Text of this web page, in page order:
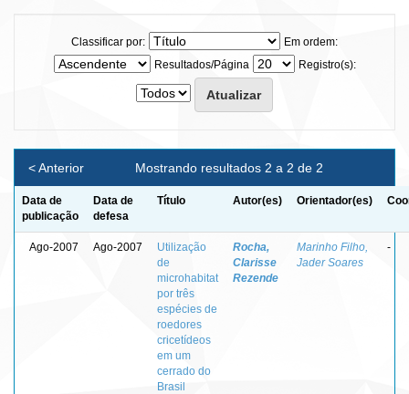
Classificar por:
Em ordem:
Resultados/Página
Registro(s):
Mostrando resultados 2 a 2 de 2
< Anterior
Data de
publicação
Data de
defesa
Título Autor(es) Orientador(es)
Ago-2007 Ago-2007
Utilização
de
microhabitat
por três
espécies de
roedores
cricetídeos
em um
cerrado do
Brasil
Rocha,
Clarisse
Rezende
Marinho Filho,
Jader Soares
-